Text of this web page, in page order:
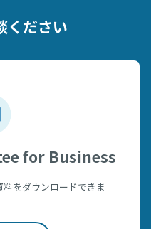
ください
for Business
をダウンロードできま